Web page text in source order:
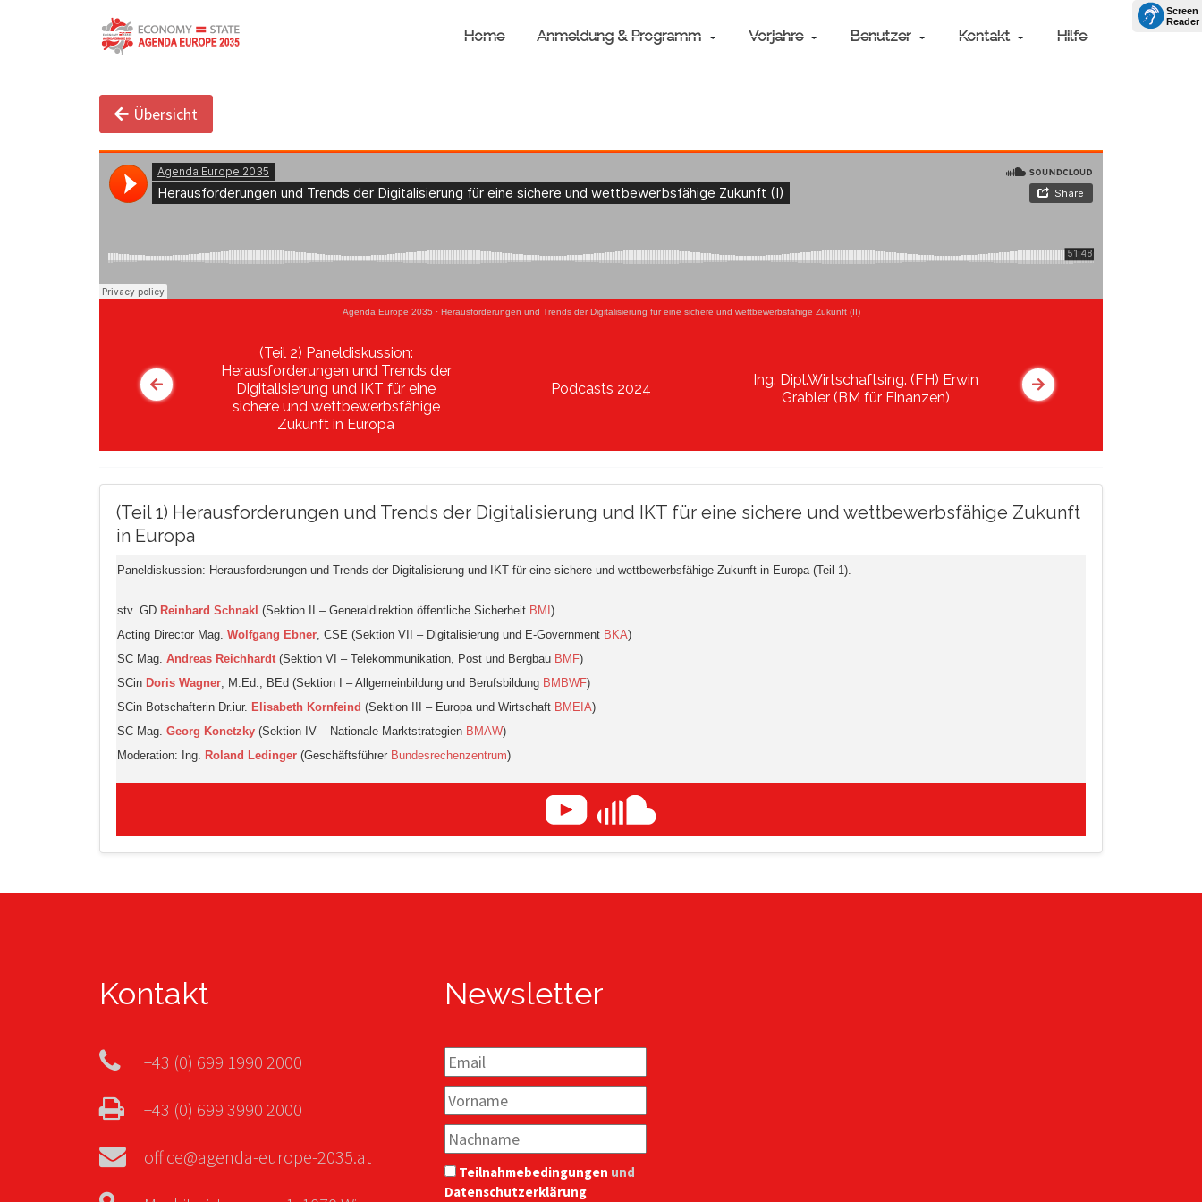
Home Anmeldung & Programm Vorjahre Benutzer Kontakt Hilfe
Übersicht
Agenda Europe 2035 · Herausforderungen und Trends der Digitalisierung für eine sichere und wettbewerbsfähige Zukunft (II)
(Teil 2) Paneldiskussion:
Herausforderungen und Trends der
Digitalisierung und IKT für eine
sichere und wettbewerbsfähige
Zukunft in Europa
Podcasts 2024
Ing. Dipl.Wirtschaftsing. (FH) Erwin
Grabler (BM für Finanzen)
(Teil 1) Herausforderungen und Trends der Digitalisierung und IKT für eine sichere und wettbewerbsfähige Zukunft
in Europa
Paneldiskussion: Herausforderungen und Trends der Digitalisierung und IKT für eine sichere und wettbewerbsfähige Zukunft in Europa (Teil 1).
stv. GD Reinhard Schnakl (Sektion II – Generaldirektion öffentliche Sicherheit BMI )
Acting Director Mag. Wolfgang Ebner, CSE (Sektion VII – Digitalisierung und E-Government BKA)
SC Mag. Andreas Reichhardt (Sektion VI – Telekommunikation, Post und Bergbau BMF)
SCin Doris Wagner, M.Ed., BEd (Sektion I – Allgemeinbildung und Berufsbildung BMBWF)
SCin Botschafterin Dr.iur. Elisabeth Kornfeind (Sektion III – Europa und Wirtschaft BMEIA)
SC Mag. Georg Konetzky (Sektion IV – Nationale Marktstrategien BMAW)
Moderation: Ing. Roland Ledinger (Geschäftsführer Bundesrechenzentrum)
Kontakt
+43 (0) 699 1990 2000
+43 (0) 699 3990 2000
office@agenda-europe-2035.at
Newsletter
Teilnahmebedingungen und
Datenschutzerklärung